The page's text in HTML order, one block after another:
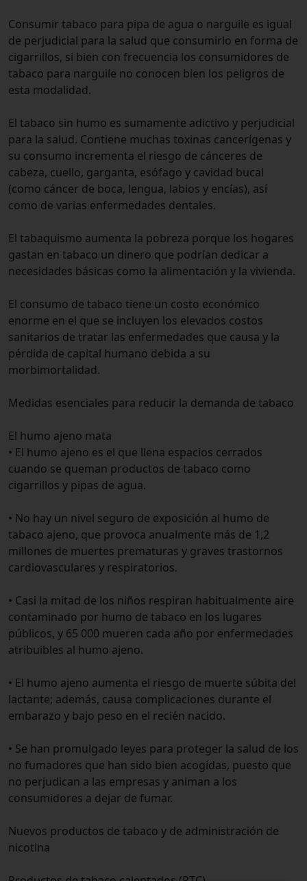
Consumir tabaco para pipa de agua o narguile es igual
de perjudicial para la salud que consumirlo en forma de
cigarrillos, si bien con frecuencia los consumidores de
tabaco para narguile no conocen bien los peligros de
esta modalidad.
El tabaco sin humo es sumamente adictivo y perjudicial
para la salud. Contiene muchas toxinas cancerígenas y
su consumo incrementa el riesgo de cánceres de
cabeza, cuello, garganta, esófago y cavidad bucal
(como cáncer de boca, lengua, labios y encías), así
como de varias enfermedades dentales.
El tabaquismo aumenta la pobreza porque los hogares
gastan en tabaco un dinero que podrían dedicar a
necesidades básicas como la alimentación y la vivienda.
El consumo de tabaco tiene un costo económico
enorme en el que se incluyen los elevados costos
sanitarios de tratar las enfermedades que causa y la
pérdida de capital humano debida a su
morbimortalidad.
Medidas esenciales para reducir la demanda de tabaco
El humo ajeno mata
• El humo ajeno es el que llena espacios cerrados
cuando se queman productos de tabaco como
cigarrillos y pipas de agua.
• No hay un nivel seguro de exposición al humo de
tabaco ajeno, que provoca anualmente más de 1,2
millones de muertes prematuras y graves trastornos
cardiovasculares y respiratorios.
• Casi la mitad de los niños respiran habitualmente aire
contaminado por humo de tabaco en los lugares
públicos, y 65 000 mueren cada año por enfermedades
atribuibles al humo ajeno.
• El humo ajeno aumenta el riesgo de muerte súbita del
lactante; además, causa complicaciones durante el
embarazo y bajo peso en el recién nacido.
• Se han promulgado leyes para proteger la salud de los
no fumadores que han sido bien acogidas, puesto que
no perjudican a las empresas y animan a los
consumidores a dejar de fumar.
Nuevos productos de tabaco y de administración de
nicotina